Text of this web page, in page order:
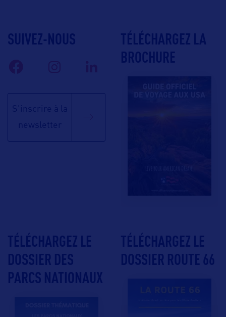
SUIVEZ-NOUS
S'inscrire à la
newsletter
TÉLÉCHARGEZ LA
BROCHURE
TÉLÉCHARGEZ LE
DOSSIER DES
PARCS NATIONAUX
TÉLÉCHARGEZ LE
DOSSIER ROUTE 66